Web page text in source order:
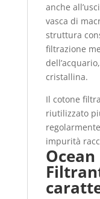
anche
vasca di
struttura
filtrazione
cristallina.
Il cotone
riutilizzato
impurità